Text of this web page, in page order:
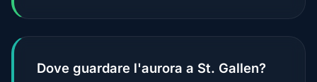
Dove guardare l'aurora a St. Gallen?